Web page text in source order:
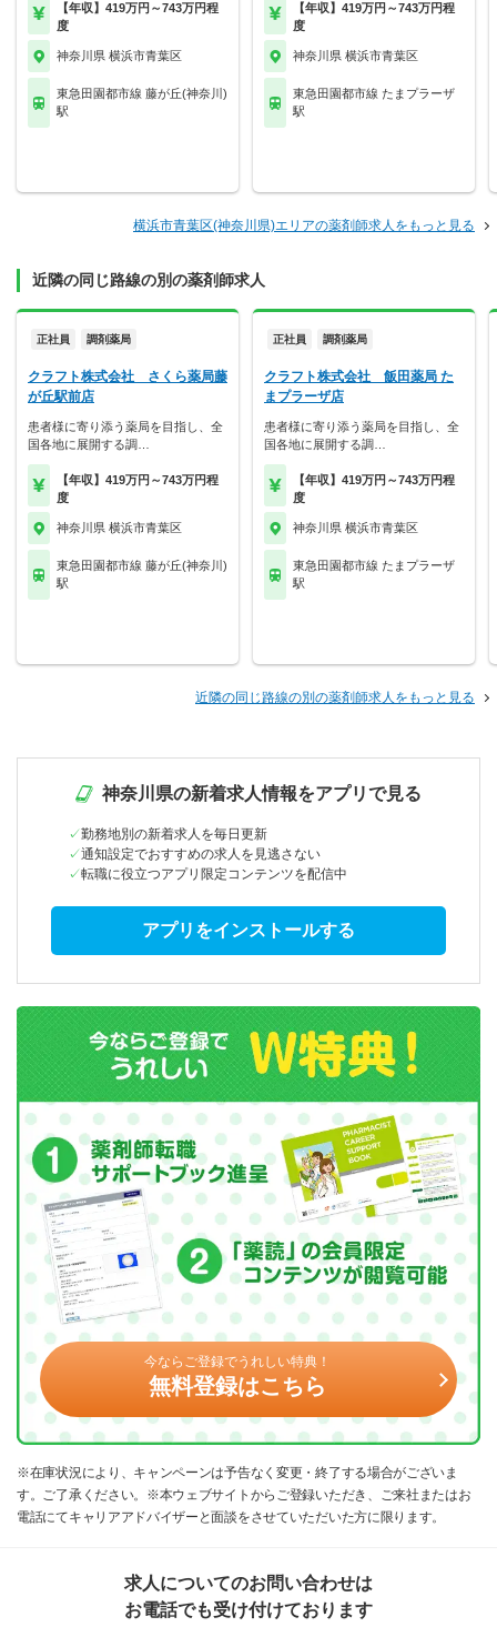
【年収】419万円～743万円程
度
神奈川県 横浜市青葉区
東急田園都市線 藤が丘(神奈川)
駅
【年収】419万円～743万円程
度
神奈川県 横浜市青葉区
東急田園都市線 たまプラーザ
駅
横浜市青葉区(神奈川県)エリアの薬剤師求人をもっと見る
近隣の同じ路線の別の薬剤師求人
正社員 調剤薬局
クラフト株式会社 さくら薬局藤
が丘駅前店
患者様に寄り添う薬局を目指し、全
国各地に展開する調…
【年収】419万円～743万円程
度
神奈川県 横浜市青葉区
東急田園都市線 藤が丘(神奈川)
駅
正社員 調剤薬局
クラフト株式会社 飯田薬局 た
まプラーザ店
患者様に寄り添う薬局を目指し、全
国各地に展開する調…
【年収】419万円～743万円程
度
神奈川県 横浜市青葉区
東急田園都市線 たまプラーザ
駅
近隣の同じ路線の別の薬剤師求人をもっと見る
神奈川県の新着求人情報をアプリで見る
勤務地別の新着求人を毎日更新
通知設定でおすすめの求人を見逃さない
転職に役立つアプリ限定コンテンツを配信中
アプリをインストールする
今ならご登録でうれしい特典！
無料登録はこちら
※在庫状況により、キャンペーンは予告なく変更・終了する場合がございま
す。ご了承ください。※本ウェブサイトからご登録いただき、ご来社またはお
電話にてキャリアアドバイザーと面談をさせていただいた方に限ります。
求人についてのお問い合わせは
お電話でも受け付けております